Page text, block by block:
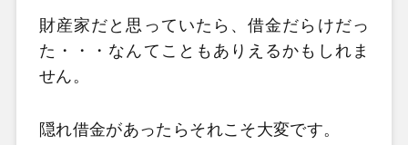
財産家だと思っていたら、借金だらけだっ
た・・・なんてこともありえるかもしれま
せん。
隠れ借金があったらそれこそ大変です。